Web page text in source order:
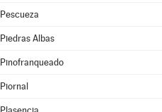
Pescueza
Piedras Albas
Pinofranqueado
Piornal